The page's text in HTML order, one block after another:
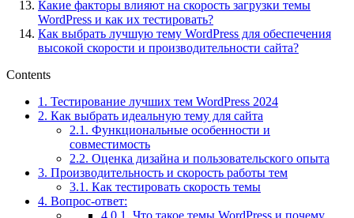
Какие факторы влияют на скорость загрузки темы
WordPress и как их тестировать?
Как выбрать лучшую тему WordPress для обеспечения
высокой скорости и производительности сайта?
Contents
1. Тестирование лучших тем WordPress 2024
2. Как выбрать идеальную тему для сайта
2.1. Функциональные особенности и
совместимость
2.2. Оценка дизайна и пользовательского опыта
3. Производительность и скорость работы тем
3.1. Как тестировать скорость темы
4. Вопрос-ответ:
4.0.1. Что такое темы WordPress и почему